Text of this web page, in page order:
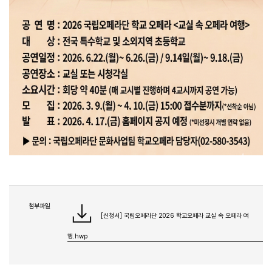
첨부파일
[신청서] 국립오페라단 2026 학교오페라 교실 속 오페라 여
행.hwp